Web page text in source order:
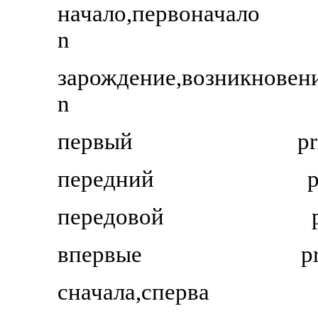
начало,первоначало
n
n
первый
передний
передовой
впервые
сначала,сперва